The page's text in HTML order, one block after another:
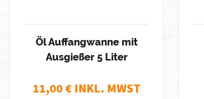
Öl Auffangwanne mit
Ausgießer 5 Liter
11,00€ INKL. MWST